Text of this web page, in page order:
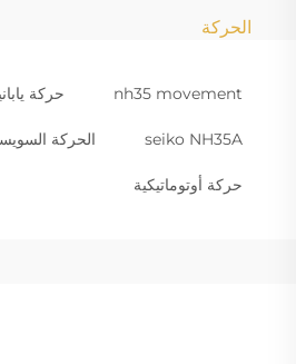
الحركة
nh35 movement حركة
seiko NH35A الحركة
حركة أوتوماتيكية